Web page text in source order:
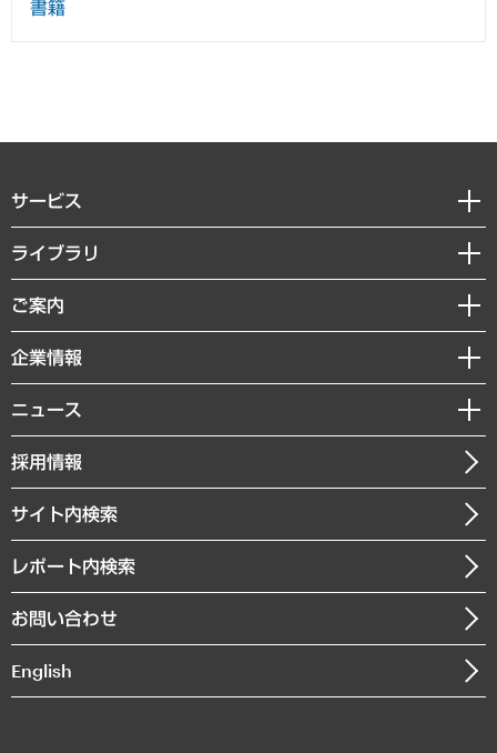
書籍
サービス
経営戦略
組織・人事戦略
デジタルイノベーション
共生・ダイバーシティ
GRC（ガバナンス・リスク・コンプライアンス）・防災（政策）
経済・産業・雇用・労働
まちづくり・観光・交通・スポーツ・スマートシティ
自然資源・農林水産業・食料システム
ライブラリ
経済調査
レポート
コラム
経営用語集
受託・受注実績（官公庁関連）
メディア掲載・出演
ご案内
セミナー・イベント情報
MUFGビジネスセミナー
受託案件情報
企業情報
私たちの想い
社長メッセージ
会社概要
沿革
組織図・本部部室紹介
インドネシア現地法人
ニュース
ニュースリリース
お知らせ
採用情報
サイト内検索
レポート内検索
お問い合わせ
English